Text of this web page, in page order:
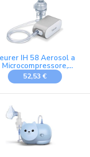
efficiente e veloce
IH 58 Aerosol a
Microcompressore,
Piccolo, Leggero,
Silenzioso
52,53 €